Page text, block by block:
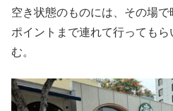
空き状態のものには、その場
ポイントまで連れて行っても
む。